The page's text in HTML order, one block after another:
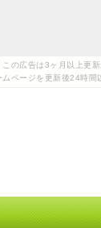
の広告は3ヶ月以上更
ムページを更新後24時間